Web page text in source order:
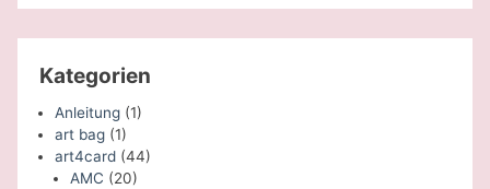
Kategorien
Anleitung(1)
art bag(1)
art4card(44)
AMC (20)